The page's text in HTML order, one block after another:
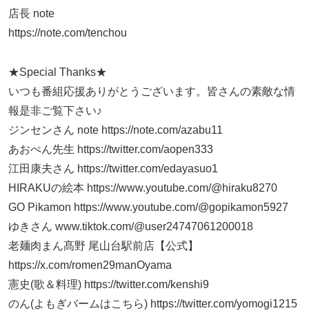
店長 note
https://note.com/tenchou
★Special Thanks★
いつも番組応援ありがとうございます。皆さんの素敵な情
報是非ご覧下さい♪
ジンセンさん note https://note.com/azabu11
あおぺん先生 https://twitter.com/aopen333
江田康夫さん https://twitter.com/edayasuo1
HIRAKUの絵本 https://www.youtube.com/@hiraku8270
GO Pikamon https://www.youtube.com/@gopikamon5927
ゆきさん www.tiktok.com/@user24747061200018
老麺肉まん髙野 尾山台駅前店【公式】
https://x.com/romen29manOyama
憲史(歌＆料理) https://twitter.com/kenshi9
のん(よもぎバームはこちら) https://twitter.com/yomogi1215